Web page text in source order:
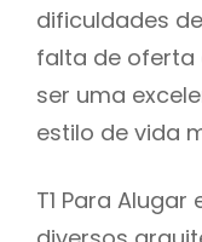
dificuldades
falta de oferta
ser uma
estilo de vida
T1 Para